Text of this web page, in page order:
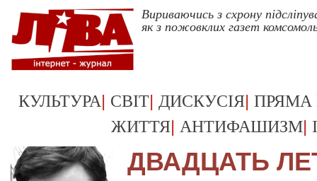
Вириваючись з схрону
як з пожовклих газет
КУЛЬТУРА| СВІТ| ДИСКУСІЯ| ПРЯМА
ЖИТТЯ| АНТИФАШИЗМ|
ДВАДЦАТЬ